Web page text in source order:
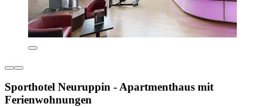
Sporthotel Neuruppin - Apartmenthaus mit
Ferienwohnungen